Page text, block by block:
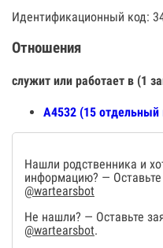
Идентификационный код:
Отношения
служит или работает в (1
А4532 (15
Нашли родственника и
информацию? —
@wartearsbot
Не нашли? — Оставьте
@wartearsbot.